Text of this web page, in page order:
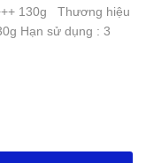
130g Thương hiệu
Hạn sử dụng : 3